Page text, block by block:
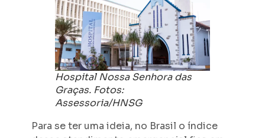
Hospital Nossa Senhora das
Graças. Fotos:
Assessoria/HNSG
Para se ter uma ideia, no Brasil o índice